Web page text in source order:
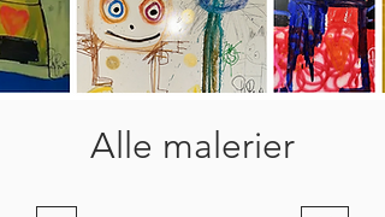
Alle malerier